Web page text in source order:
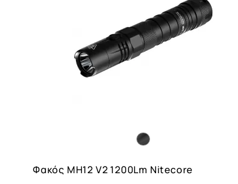
Φακός MH12 V2 1200Lm Nitecore